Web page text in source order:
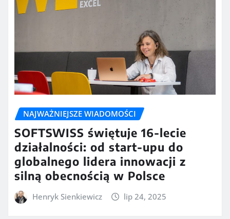
NAJWAŻNIEJSZE WIADOMOŚCI
SOFTSWISS świętuje 16-lecie
działalności: od start-upu do
globalnego lidera innowacji z
silną obecnością w Polsce
Henryk Sienkiewicz lip 24, 2025